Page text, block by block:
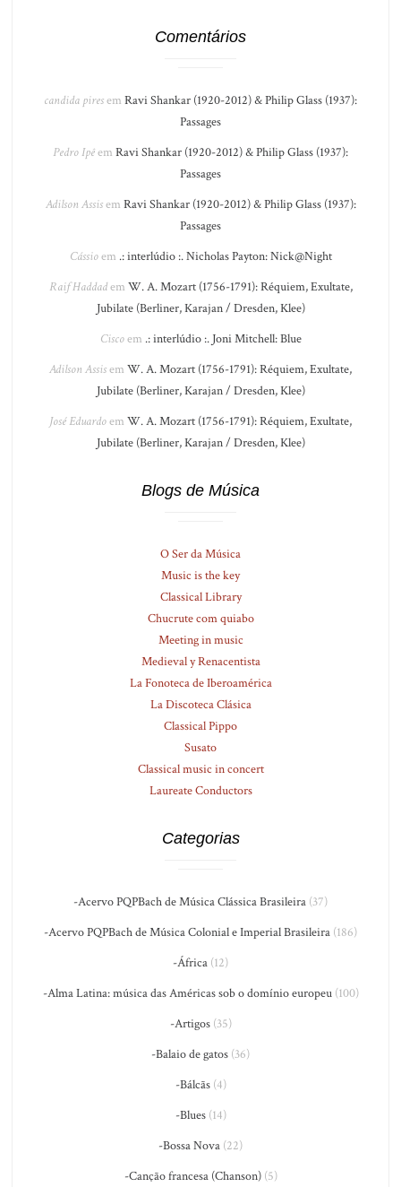
Comentários
candida piresem Ravi Shankar (1920-2012) & Philip Glass (1937):
Passages
Pedro Ipêem Ravi Shankar (1920-2012) & Philip Glass (1937):
Passages
Adilson Assisem Ravi Shankar (1920-2012) & Philip Glass (1937):
Passages
Cássioem .: interlúdio :. Nicholas Payton: Nick@Night
Raif Haddadem W. A. Mozart (1756-1791): Réquiem, Exultate,
Jubilate (Berliner, Karajan / Dresden, Klee)
Ciscoem .: interlúdio :. Joni Mitchell: Blue
Adilson Assisem W. A. Mozart (1756-1791): Réquiem, Exultate,
Jubilate (Berliner, Karajan / Dresden, Klee)
José Eduardoem W. A. Mozart (1756-1791): Réquiem, Exultate,
Jubilate (Berliner, Karajan / Dresden, Klee)
Blogs de Música
O Ser da Música
Music is the key
Classical Library
Chucrute com quiabo
Meeting in music
Medieval y Renacentista
La Fonoteca de Iberoamérica
La Discoteca Clásica
Classical Pippo
Susato
Classical music in concert
Laureate Conductors
Categorias
-Acervo PQPBach de Música Clássica Brasileira (37)
-Acervo PQPBach de Música Colonial e Imperial Brasileira (186)
-África (12)
-Alma Latina: música das Américas sob o domínio europeu(100)
-Artigos(35)
-Balaio de gatos (36)
-Bálcãs(4)
-Blues(14)
-Bossa Nova (22)
-Canção francesa (Chanson)(5)